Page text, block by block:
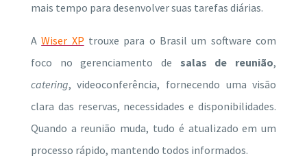
mais tempo para desenvolver suas tarefas diárias.
AWiser XP trouxe para o Brasil um software com
foco no gerenciamento de salas de reunião,
catering, videoconferência, fornecendo uma visão
clara das reservas, necessidades e disponibilidades.
Quando a reunião muda, tudo é atualizado em um
processo rápido, mantendo todos informados.